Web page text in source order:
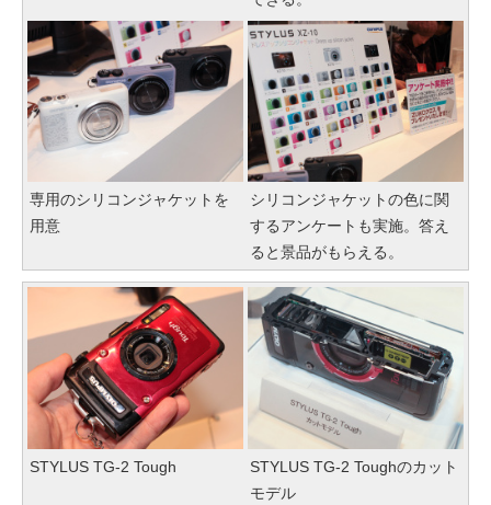
専用のシリコンジャケットを
用意
シリコンジャケットの色に関
するアンケートも実施。答え
ると景品がもらえる。
STYLUS TG-2 Tough
STYLUS TG-2 Toughのカット
モデル